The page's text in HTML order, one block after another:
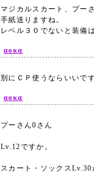
マジカルスカート、プー
手紙送りますね。
レベル３０でないと装
αοκα
別にＣＰ使うならいい
αοκα
プーさん0さん
Lv.12ですか。
スカート・ソックス